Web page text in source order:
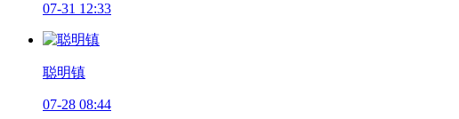
07-31 12:33
聪明镇
07-28 08:44